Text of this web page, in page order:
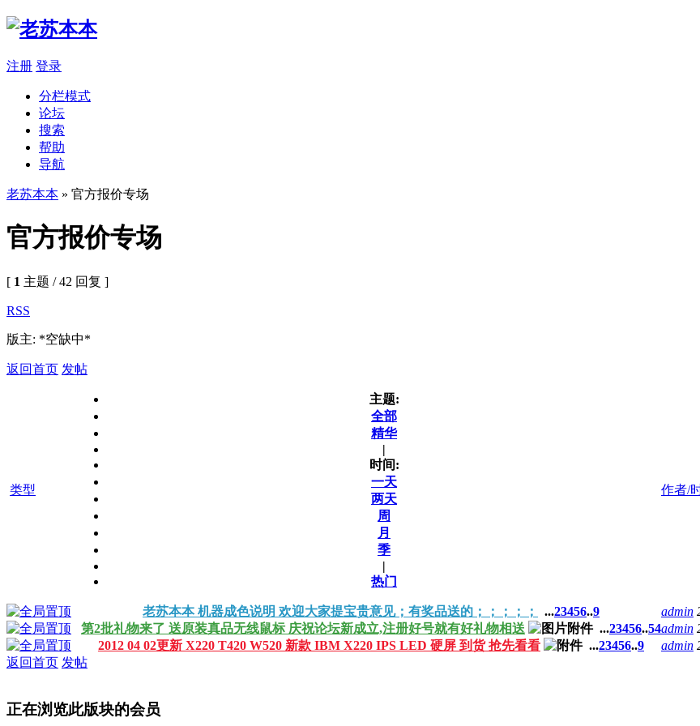
注册 登录
分栏模式
论坛
搜索
帮助
导航
老苏本本 » 官方报价专场
官方报价专场
[ 1 主题 / 42 回复 ]
RSS
版主: *空缺中*
返回首页 发帖
类型
主题:
全部
精华
|
时间:
一天
两天
周
月
季
|
热门
作者/
老苏本本 机器成色说明 欢迎大家提宝贵意见；有奖品送的；；；；； ...23456..9 admin
第2批礼物来了 送原装真品无线鼠标 庆祝论坛新成立,注册好号就有好礼物相送
...23456..54admin
2012 04 02更新 X220 T420 W520 新款 IBM X220 IPS LED 硬屏 到货 抢先看看
...23456..9 admin
返回首页 发帖
正在浏览此版块的会员